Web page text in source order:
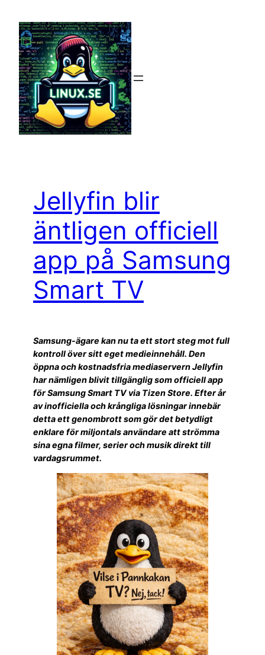
innehåll
Jellyfin blir
äntligen officiell
app på Samsung
Smart TV
Samsung-ägare kan nu ta ett stort steg mot full
kontroll över sitt eget medieinnehåll. Den
öppna och kostnadsfria mediaservern Jellyfin
har nämligen blivit tillgänglig som officiell app
för Samsung Smart TV via Tizen Store. Efter år
av inofficiella och krångliga lösningar innebär
detta ett genombrott som gör det betydligt
enklare för miljontals användare att strömma
sina egna filmer, serier och musik direkt till
vardagsrummet.